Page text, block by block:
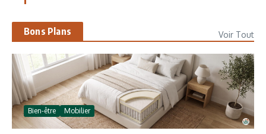
Bons Plans Voir Tout
Bien-être Mobilier